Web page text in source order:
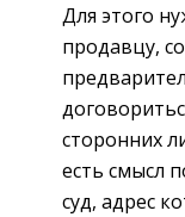
Для этого
продавцу,
сторонних
есть смысл
суд, адрес